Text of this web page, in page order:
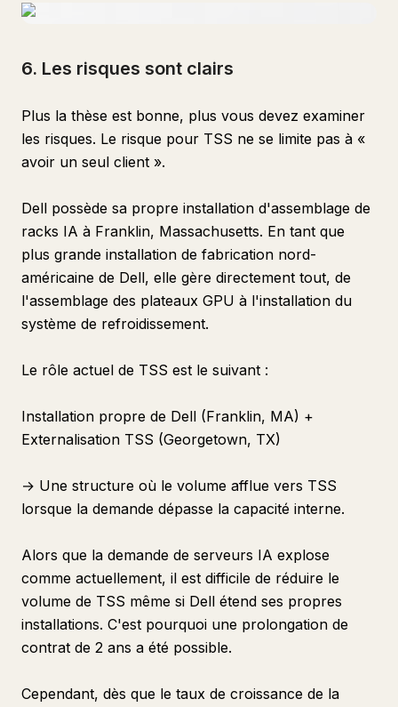
6. Les risques sont clairs
Plus la thèse est bonne, plus vous devez examiner
les risques. Le risque pour TSS ne se limite pas à «
avoir un seul client ».
Dell possède sa propre installation d'assemblage de
racks IA à Franklin, Massachusetts. En tant que
plus grande installation de fabrication nord-
américaine de Dell, elle gère directement tout, de
l'assemblage des plateaux GPU à l'installation du
système de refroidissement.
Le rôle actuel de TSS est le suivant :
Installation propre de Dell (Franklin, MA) +
Externalisation TSS (Georgetown, TX)
→ Une structure où le volume afflue vers TSS
lorsque la demande dépasse la capacité interne.
Alors que la demande de serveurs IA explose
comme actuellement, il est difficile de réduire le
volume de TSS même si Dell étend ses propres
installations. C'est pourquoi une prolongation de
contrat de 2 ans a été possible.
Cependant, dès que le taux de croissance de la